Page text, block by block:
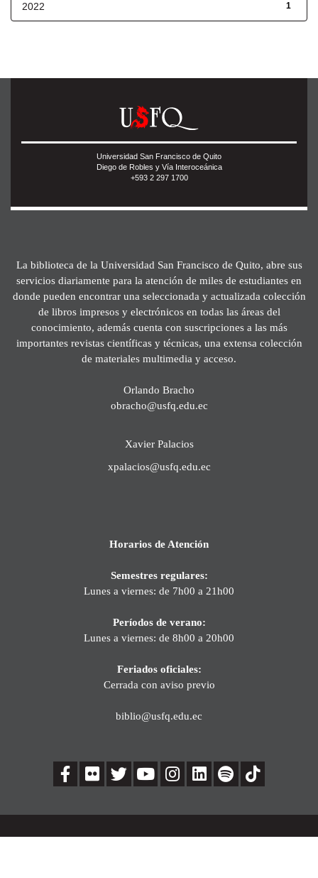
1
2022
Universidad San Francisco de Quito
Diego de Robles y Vía Interoceánica
+593 2 297 1700
La biblioteca de la Universidad San Francisco de Quito, abre sus
servicios diariamente para la atención de miles de estudiantes en
donde pueden encontrar una seleccionada y actualizada colección
de libros impresos y electrónicos en todas las áreas del
conocimiento, además cuenta con suscripciones a las más
importantes revistas científicas y técnicas, una extensa colección
de materiales multimedia y acceso.
Orlando Bracho
obracho@usfq.edu.ec
Xavier Palacios
xpalacios@usfq.edu.ec
Horarios de Atención
Semestres regulares:
Lunes a viernes: de 7h00 a 21h00
Períodos de verano:
Lunes a viernes: de 8h00 a 20h00
Feriados oficiales:
Cerrada con aviso previo
biblio@usfq.edu.ec